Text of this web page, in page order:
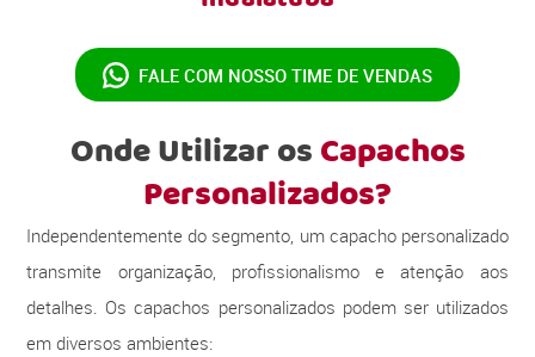
FALE COM NOSSO TIME DE VENDAS
Onde Utilizar osCapachos
Personalizados?
Independentemente do segmento, um capacho personalizado
transmite organização, profissionalismo e atenção aos
detalhes. Os capachos personalizados podem ser utilizados
em diversos ambientes: